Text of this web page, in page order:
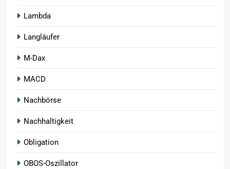
Lambda
Langläufer
M-Dax
MACD
Nachbörse
Nachhaltigkeit
Obligation
OBOS-Oszillator